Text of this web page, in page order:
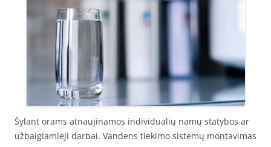
Šylant orams atnaujinamos individualių namų statybos ar
užbaigiamieji darbai. Vandens tiekimo sistemų montavimas